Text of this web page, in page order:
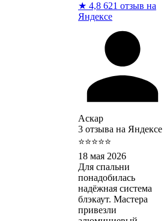
★ 4,8 621 отзыв на
Яндексе
Аскар
3 отзыва на Яндексе
⭐⭐⭐⭐⭐
18 мая 2026
Для спальни
понадобилась
надёжная система
блэкаут. Мастера
привезли